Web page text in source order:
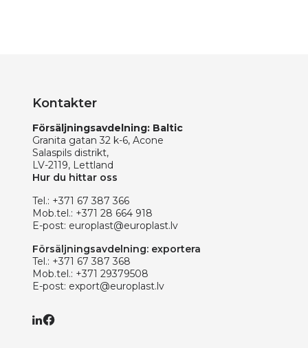
Kontakter
Försäljningsavdelning: Baltic
Granita gatan 32 k-6, Acone
Salaspils distrikt,
LV-2119, Lettland
Hur du hittar oss
Tel.: +371 67 387 366
Mob.tel.: +371 28 664 918
E-post: europlast@europlast.lv
Försäljningsavdelning: exportera
Tel.: +371 67 387 368
Mob.tel.: +371 29379508
E-post: export@europlast.lv